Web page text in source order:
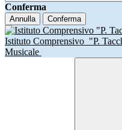
Conferma
Annulla Conferma
Istituto Comprensivo "P.
Musicale